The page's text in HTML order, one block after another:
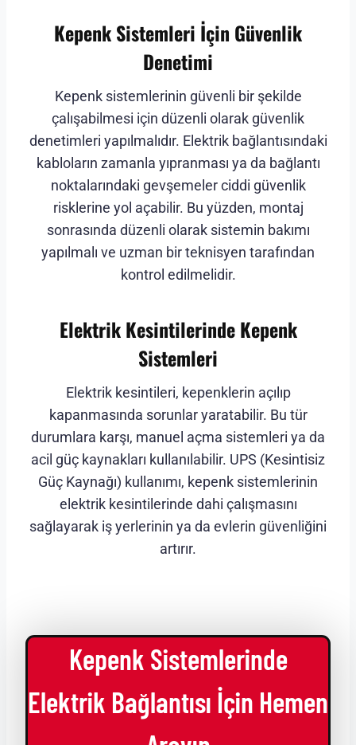
Kepenk Sistemleri İçin Güvenlik
Denetimi
Kepenk sistemlerinin güvenli bir şekilde
çalışabilmesi için düzenli olarak güvenlik
denetimleri yapılmalıdır. Elektrik bağlantısındaki
kabloların zamanla yıpranması ya da bağlantı
noktalarındaki gevşemeler ciddi güvenlik
risklerine yol açabilir. Bu yüzden, montaj
sonrasında düzenli olarak sistemin bakımı
yapılmalı ve uzman bir teknisyen tarafından
kontrol edilmelidir.
Elektrik Kesintilerinde Kepenk
Sistemleri
Elektrik kesintileri, kepenklerin açılıp
kapanmasında sorunlar yaratabilir. Bu tür
durumlara karşı, manuel açma sistemleri ya da
acil güç kaynakları kullanılabilir. UPS (Kesintisiz
Güç Kaynağı) kullanımı, kepenk sistemlerinin
elektrik kesintilerinde dahi çalışmasını
sağlayarak iş yerlerinin ya da evlerin güvenliğini
artırır.
Kepenk Sistemlerinde
Elektrik Bağlantısı İçin Hemen